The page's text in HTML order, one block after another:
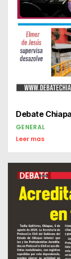
Debate
GENERAL
Leer mas